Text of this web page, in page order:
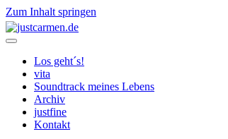
Zum Inhalt springen
justcarmen.de
Los geht´s!
vita
Soundtrack meines Lebens
Archiv
justfine
Kontakt